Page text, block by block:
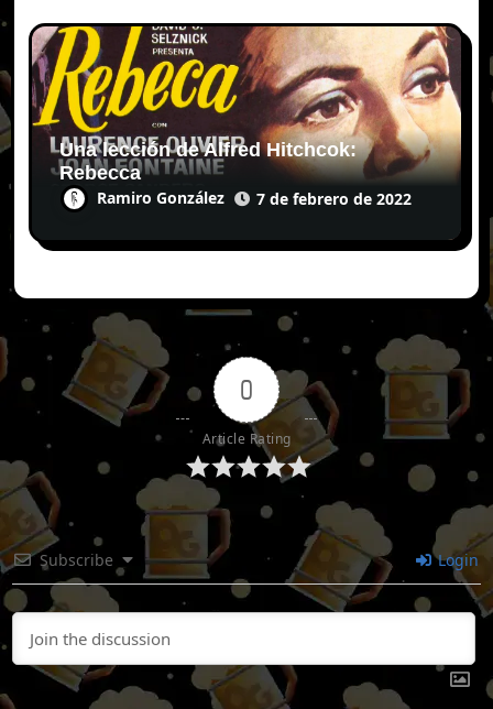
Una lección de Alfred Hitchcok:
Rebecca
Ramiro González 7 de febrero de 2022
0
Article Rating
Subscribe Login